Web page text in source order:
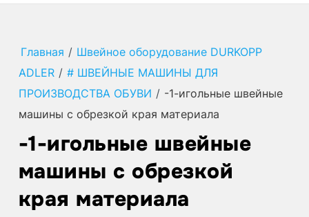
Главная / Швейное оборудование DURKOPP
ADLER / # ШВЕЙНЫЕ МАШИНЫ ДЛЯ
ПРОИЗВОДСТВА ОБУВИ / -1-игольные швейные
машины с обрезкой края материала
-1-игольные швейные
машины с обрезкой
края материала